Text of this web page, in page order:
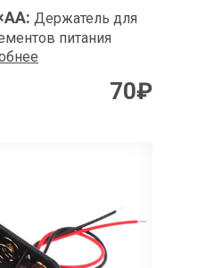
: Держатель для
питания
70₽